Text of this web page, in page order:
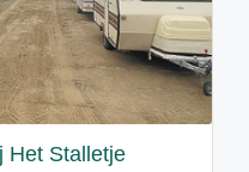
Het Stalletje